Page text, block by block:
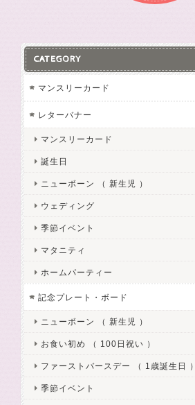
CATEGORY
マンスリーカード
レターバナー
マンスリーカード
誕生日
ニューボーン （ 新生児 ）
ウェディング
季節イベント
マタニティ
ホームパーティー
記念プレート・ボード
ニューボーン （ 新生児 ）
お食い初め （ 100日祝い ）
ファーストバースデー （ 1歳誕生日 ）
季節イベント